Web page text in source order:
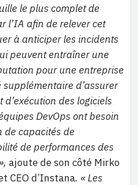
le plus complet de
l’IA afin de relever cet
à anticiper les incidents
peuvent entraîner une
pour une entreprise
d’assurer
des logiciels
DevOps ont besoin
de capacités de
de performances des
ajoute de son côté Mirko
CEO d’Instana. « Les